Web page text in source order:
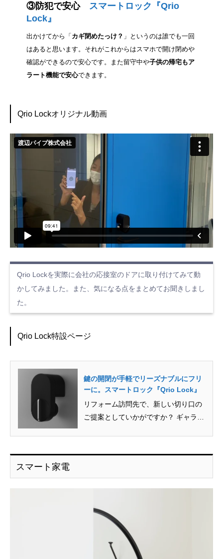
③防犯で安心
スマートロック『Qrio
Lock』
出かけてから「カギ閉めたっけ？ 」というのは誰でも一回
はあると思います。それがこれからはスマホで開け閉めや
確認ができるので安心です。また留守中や子供の帰宅もア
ラート機能で安心できます。
Qrio Lockオリジナル動画
Qrio Lockを実際に会社の応接室のドアに取り付けてみて動
かしてみました。また、気になる点をまとめてお聞きしまし
た。
Qrio Lock特設ページ
鍵の開閉が手軽でリーズナブルにフリ
ーに。スマートロック『Qrio Lock』
リフォーム訪問先で、新しい切り口の
ご提案としていかがですか？ ギャラリ
スマート家電